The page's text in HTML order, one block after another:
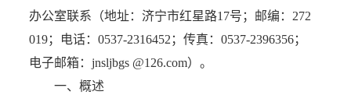
办公室联系（地址：济宁市红星路17号；邮编：272
019；电话：0537-2316452；传真：0537-2396356；
电子邮箱：jnsljbgs @126.com）。
一、概述